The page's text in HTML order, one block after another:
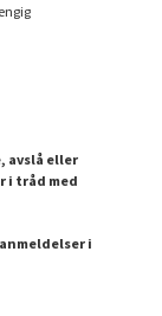
avslå eller
i tråd med
i